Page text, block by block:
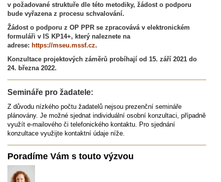
v požadované struktuře dle této metodiky, žádost o podporu
bude vyřazena z procesu schvalování.
Žádost o podporu z OP PPR se zpracovává v elektronickém
formuláři v IS KP14+, který naleznete na
adrese: https://mseu.mssf.cz.
Konzultace projektových záměrů probíhají od 15. září 2021 do
24. března 2022.
Semináře pro žadatele:
Z důvodu nízkého počtu žadatelů nejsou prezenční semináře
plánovány. Je možné sjednat individuální osobní konzultaci, případně
využít e-mailového či telefonického kontaktu. Pro sjednání
konzultace využijte kontaktní údaje níže.
Poradíme Vám s touto výzvou